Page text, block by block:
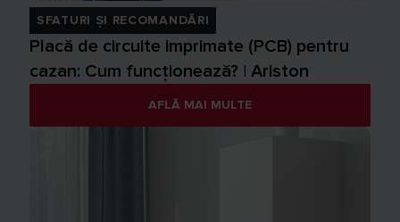
SFATURI ȘI RECOMANDĂRI
Placă de circuite imprimate (PCB) pentru
cazan: Cum funcționează? | Ariston
AFLĂ MAI MULTE